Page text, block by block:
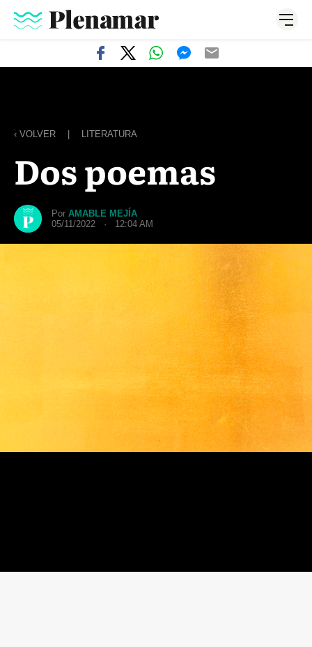
‹ VOLVER LITERATURA
Dos poemas
Por AMABLE MEJÍA
05/11/2022 · 12:04 AM